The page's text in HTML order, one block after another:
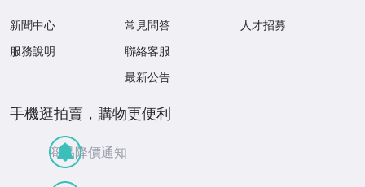
新聞中心
服務說明
常見問答
聯絡客服
最新公告
人才招募
手機逛拍賣，購物更便利
商品降價通知